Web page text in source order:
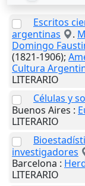
Escritos
argentinas
.
Domingo
(1821-1906);
Cultura
LITERARIO
Células y
Buenos Aires :
LITERARIO
investigadores
Barcelona :
LITERARIO